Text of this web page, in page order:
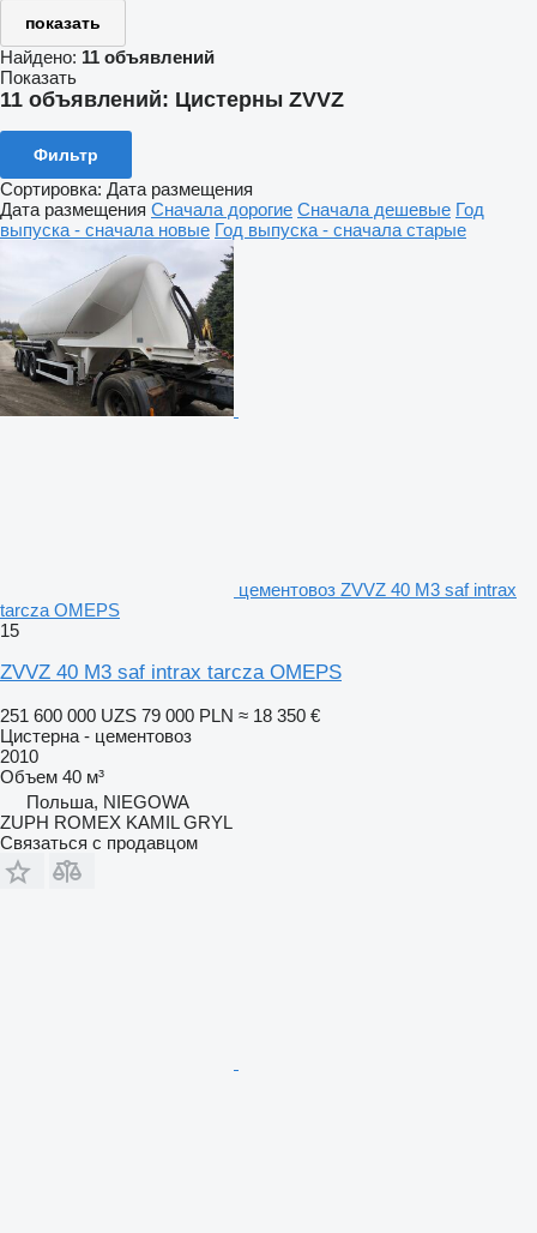
показать
Найдено: 11 объявлений
Показать
11 объявлений: Цистерны ZVVZ
Фильтр
Сортировка: Дата размещения
Дата размещения Сначала дорогие Сначала дешевые Год
выпуска - сначала новые Год выпуска - сначала старые
цементовоз ZVVZ 40 M3 saf intrax
tarcza OMEPS
15
ZVVZ 40 M3 saf intrax tarcza OMEPS
251 600 000 UZS 79 000 PLN ≈ 18 350 €
Цистерна - цементовоз
2010
Объем 40 м³
Польша, NIEGOWA
ZUPH ROMEX KAMIL GRYL
Связаться с продавцом